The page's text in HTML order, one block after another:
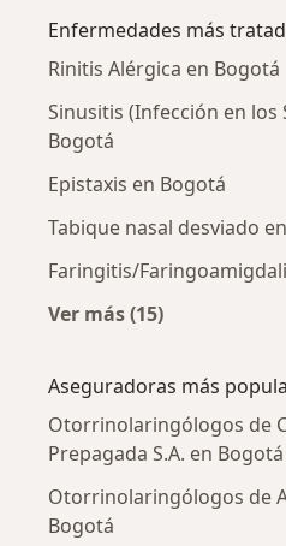
Enfermedades más
Rinitis Alérgica en Bogotá
Sinusitis (Infección en los
Bogotá
Epistaxis en Bogotá
Tabique nasal desviado
Faringitis/
Ver más (15)
Aseguradoras más
Otorrinolaringólogos de
Prepagada S.A. en Bogotá
Otorrinolaringólogos de
Bogotá